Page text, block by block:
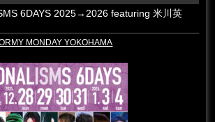
6DAYS 2025→2026 featuring 米川英
MONDAY YOKOHAMA